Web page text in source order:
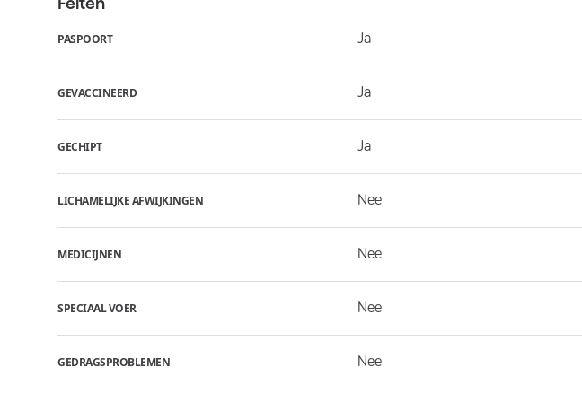
PASPOORT Ja
GEVACCINEERD Ja
GECHIPT Ja
LICHAMELIJKE AFWIJKINGEN Nee
MEDICIJNEN Nee
SPECIAAL VOER Nee
GEDRAGSPROBLEMEN Nee